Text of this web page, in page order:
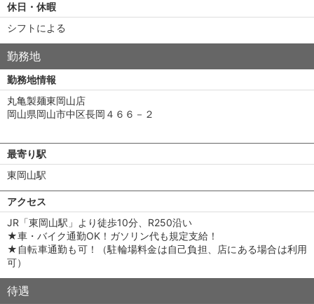
休日・休暇
シフトによる
勤務地
勤務地情報
丸亀製麺東岡山店
岡山県岡山市中区長岡４６６－２
最寄り駅
東岡山駅
アクセス
JR「東岡山駅」より徒歩10分、R250沿い
★車・バイク通勤OK！ガソリン代も規定支給！
★自転車通勤も可！（駐輪場料金は自己負担、店にある場合は利用
可）
待遇